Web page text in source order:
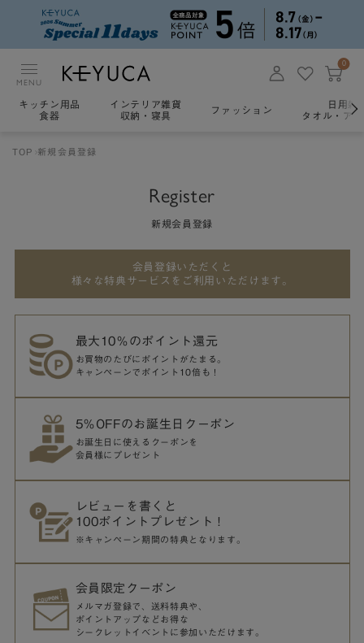
MENU
0
キッチン用品
食器
インテリア雑貨
収納・寝具
ファッション
日用雑
タオル・ア
TOP 新規会員登録
Register
新規会員登録
会員登録いただくと
様々な特典サービスをご利用いただけます。
最大10％のポイント還元
お買物のたびにポイントがたまる。
キャンペーンでポイント10倍も！
5％OFFのお誕生日クーポン
お誕生日に使えるクーポンを
会員様にプレゼント
レビューを書くと
100ポイントプレゼント！
※キャンペーン期間の特典となります。
会員限定クーポン
メルマガ登録で、送料特典や、
ポイントアップなどお得な
シークレットイベントに参加いただけます。